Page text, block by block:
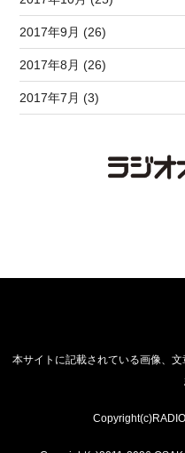
2017年9月 (26)
2017年8月 (26)
2017年7月 (3)
本サイトに記載されている画像、